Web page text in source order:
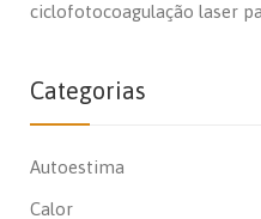
ciclofotocoagulação laser
Categorias
Autoestima
Calor